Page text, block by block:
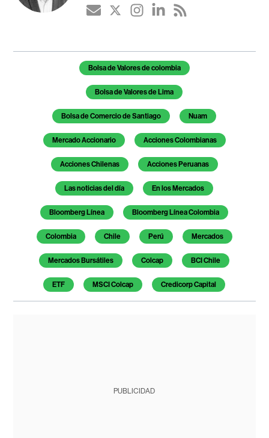
Temas de este artículoBolsa de Valores de colombia
Bolsa de Valores de Lima
Bolsa de Comercio de Santiago Nuam
Mercado Accionario Acciones Colombianas
Acciones Chilenas Acciones Peruanas
Las noticias del día En los Mercados
Bloomberg Línea Bloomberg Línea Colombia
Colombia Chile Perú Mercados
Mercados Bursátiles Colcap BCI Chile
ETF MSCI Colcap Credicorp Capital
PUBLICIDAD